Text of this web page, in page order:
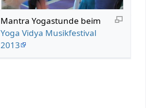
Mantra Yogastunde beim
Yoga Vidya Musikfestival
2013